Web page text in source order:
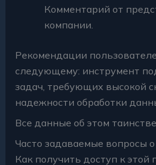
Комментарий от
компании.
Рекомендации
следующему: инструмент
задач, требующих высокой
надежности обработки
Все данные об этом
Часто задаваемые вопросы о
Как получить доступ к